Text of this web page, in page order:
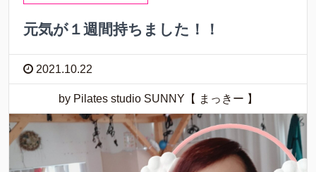
元気が１週間持ちました！！
2021.10.22
by Pilates studio SUNNY【 まっきー 】